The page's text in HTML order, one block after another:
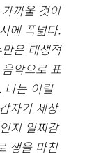
까울 것이
에 폭넓다.
은 태생적
악으로 표
나는 어릴
자기 세상
지 일찌감
생을 마친